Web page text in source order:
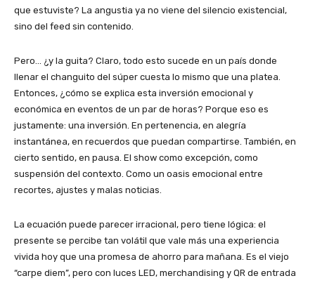
que estuviste? La angustia ya no viene del silencio existencial,
sino del feed sin contenido.
Pero… ¿y la guita? Claro, todo esto sucede en un país donde
llenar el changuito del súper cuesta lo mismo que una platea.
Entonces, ¿cómo se explica esta inversión emocional y
económica en eventos de un par de horas? Porque eso es
justamente: una inversión. En pertenencia, en alegría
instantánea, en recuerdos que puedan compartirse. También, en
cierto sentido, en pausa. El show como excepción, como
suspensión del contexto. Como un oasis emocional entre
recortes, ajustes y malas noticias.
La ecuación puede parecer irracional, pero tiene lógica: el
presente se percibe tan volátil que vale más una experiencia
vivida hoy que una promesa de ahorro para mañana. Es el viejo
“carpe diem”, pero con luces LED, merchandising y QR de entrada